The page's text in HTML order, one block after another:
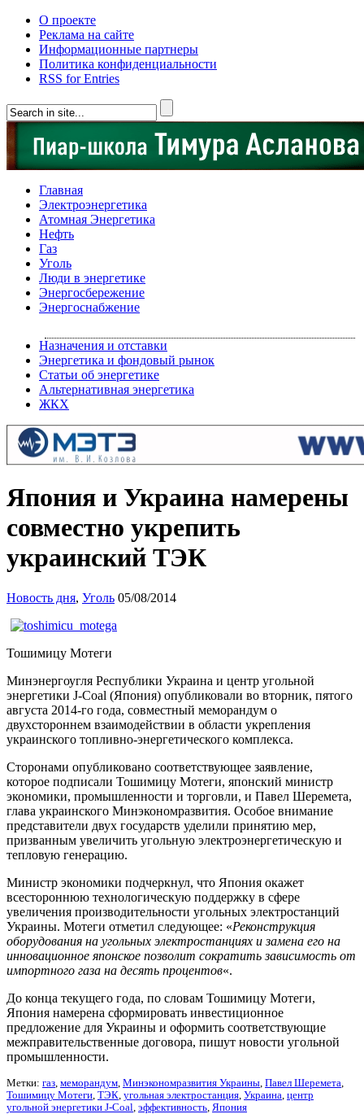
О проекте
Реклама на сайте
Информационные партнеры
Политика конфиденциальности
RSS for Entries
Главная
Электроэнергетика
Атомная Энергетика
Нефть
Газ
Уголь
Люди в энергетике
Энергосбережение
Энергоснабжение
Назначения и отставки
Энергетика и фондовый рынок
Статьи об энергетике
Альтернативная энергетика
ЖКХ
Япония и Украина намерены
совместно укрепить
украинский ТЭК
Новость дня, Уголь 05/08/2014
Тошимицу Мотеги
Минэнергоугля Республики Украина и центр угольной
энергетики J-Coal (Япония) опубликовали во вторник, пятого
августа 2014-го года, совместный меморандум о
двухстороннем взаимодействии в области укрепления
украинского топливно-энергетического комплекса.
Сторонами опубликовано соответствующее заявление,
которое подписали Тошимицу Мотеги, японский министр
экономики, промышленности и торговли, и Павел Шеремета,
глава украинского Минэкономразвития. Особое внимание
представители двух государств уделили принятию мер,
призванным увеличить угольную электроэнергетическую и
тепловую генерацию.
Министр экономики подчеркнул, что Япония окажет
всестороннюю технологическую поддержку в сфере
увеличения производительности угольных электростанций
Украины. Мотеги отметил следующее: «Реконструкция
оборудования на угольных электростанциях и замена его на
инновационное японское позволит сократить зависимость от
импортного газа на десять процентов«.
До конца текущего года, по словам Тошимицу Мотеги,
Япония намерена сформировать инвестиционное
предложение для Украины и оформить соответствующие
межправительственные договора, пишут новости угольной
промышленности.
Метки: газ, меморандум, Минэкономразвития Украины, Павел Шеремета,
Тошимицу Мотеги, ТЭК, угольная электростанция, Украина, центр
угольной энергетики J-Coal, эффективность, Япония